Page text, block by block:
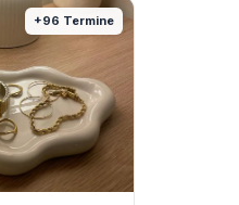
+96 Termine